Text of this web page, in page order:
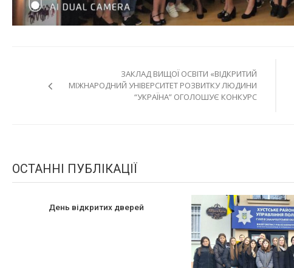
записів
ЗАКЛАД ВИЩОЇ ОСВІТИ «ВІДКРИТИЙ
МІЖНАРОДНИЙ УНІВЕРСИТЕТ РОЗВИТКУ ЛЮДИНИ
“УКРАЇНА” ОГОЛОШУЄ КОНКУРС
ОСТАННІ ПУБЛІКАЦІЇ
День відкритих дверей